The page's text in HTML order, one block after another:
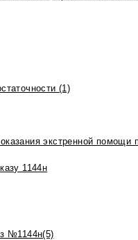
(1)
экстренной помощи
1144н
№1144н(5)